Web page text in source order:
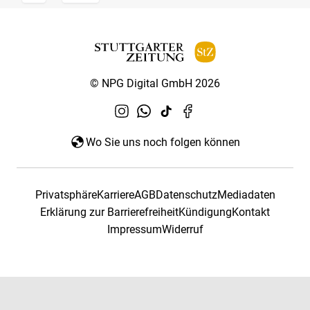
© NPG Digital GmbH 2026
Wo Sie uns noch folgen können
PrivatsphäreKarriereAGBDatenschutzMediadaten
Erklärung zur BarrierefreiheitKündigungKontakt
ImpressumWiderruf